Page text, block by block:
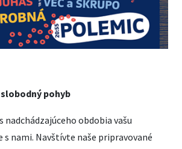
pohyb
nadchádzajúceho obdobia vašu
nami. Navštívte naše pripravované